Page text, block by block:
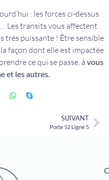
: les forces ci-dessus
Les transits vous affectent
très puissante ! Être sensible
façon dont elle est impactée
ce qui se passe, à vous
et les autres.
SUIVANT
Porte 52 Ligne 5